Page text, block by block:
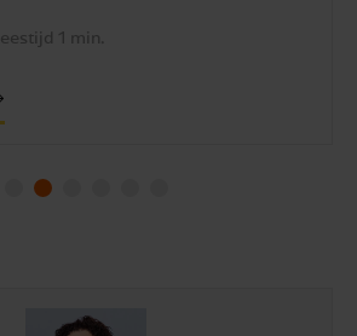
Leestijd 1 min.